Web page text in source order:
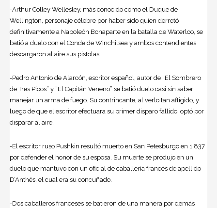
-Arthur Colley Wellesley, más conocido como el Duque de
Wellington, personaje célebre por haber sido quien derrotó
definitivamente a Napoleón Bonaparte en la batalla de Waterloo, se
batió a duelo con el Conde de Winchilsea y ambos contendientes
descargaron al aire sus pistolas.
-Pedro Antonio de Alarcón, escritor español, autor de “El Sombrero
de Tres Picos” y “El Capitán Veneno” se batió duelo casi sin saber
manejar un arma de fuego. Su contrincante, al verlo tan afligido, y
luego de que el escritor efectuara su primer disparo fallido, optó por
disparar al aire.
-El escritor ruso Pushkin resultó muerto en San Petesburgo en 1.837
por defender el honor de su esposa. Su muerte se produjo en un
duelo que mantuvo con un oficial de caballería francés de apellido
D’Anthés, el cual era su concuñado.
-Dos caballeros franceses se batieron de una manera por demás